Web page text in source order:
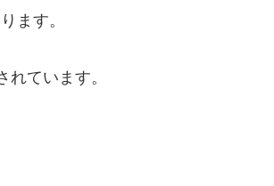
ます。
れています。